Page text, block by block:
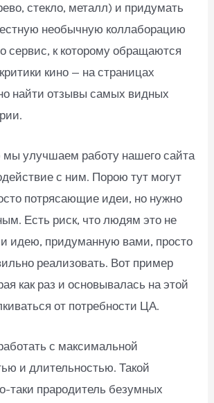
стекло, металл) и придумать
необычную коллаборацию
сервис, к которому обращаются
кино — на страницах
найти отзывы самых видных
улучшаем работу нашего сайта
с ним. Порою тут могут
потрясающие идеи, но нужно
Есть риск, что людям это не
идею, придуманную вами, просто
реализовать. Вот пример
как раз и основывалась на этой
от потребности ЦА.
с максимальной
и длительностью. Такой
таки прародитель безумных